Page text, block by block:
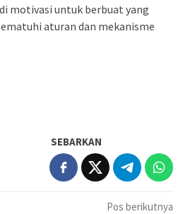
motivasi untuk berbuat yang
aturan dan mekanisme
SEBARKAN
Pos berikutnya